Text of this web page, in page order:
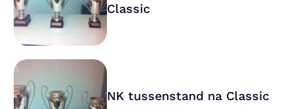
Classic
NK tussenstand na Classic